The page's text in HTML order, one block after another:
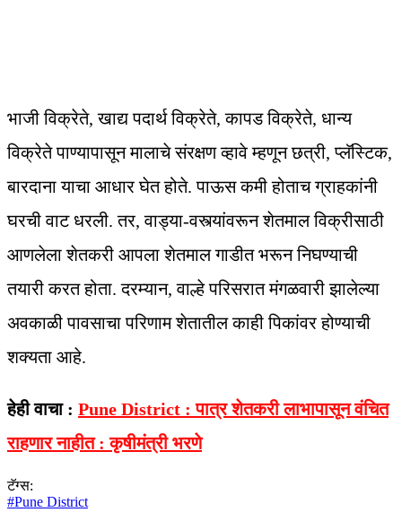
भाजी विक्रेते, खाद्य पदार्थ विक्रेते, कापड विक्रेते, धान्य
विक्रेते पाण्यापासून मालाचे संरक्षण व्हावे म्हणून छत्री, प्लॅस्टिक,
बारदाना याचा आधार घेत होते. पाऊस कमी होताच ग्राहकांनी
घरची वाट धरली. तर, वाड्या-वस्त्यांवरून शेतमाल विक्रीसाठी
आणलेला शेतकरी आपला शेतमाल गाडीत भरून निघण्याची
तयारी करत होता. दरम्यान, वाल्हे परिसरात मंगळवारी झालेल्या
अवकाळी पावसाचा परिणाम शेतातील काही पिकांवर होण्याची
शक्यता आहे.
हेही वाचा : Pune District : पात्र शेतकरी लाभापासून वंचित
राहणार नाहीत : कृषीमंत्री भरणे
टॅग्स:
#Pune District